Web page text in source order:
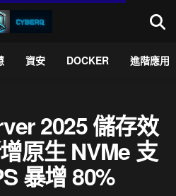
資安 DOCKER 進階應用
2025 儲存效
原生 NVMe 支
暴增 80%